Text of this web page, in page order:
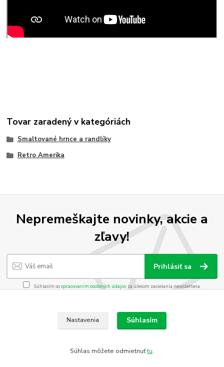
Tovar zaradený v kategóriách
Smaltované hrnce a randlíky
Retro Amerika
Nepremeškajte novinky, akcie a
zľavy!
Prihlásiť sa
Súhlasím sospracovaním osobných údajov za účelom zasielania newslettera.
https://www.heureka.sk/direct/dotaznik/export-review.php?
Nastavenia Súhlasím
Súhlas môžete odmietnuťtu.